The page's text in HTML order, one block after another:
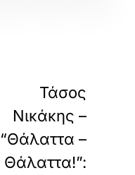
Τάσος
Νικάκης –
“Θάλαττα –
Θάλαττα!”: